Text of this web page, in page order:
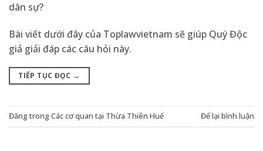
dân sự?
Bài viết dưới đây của Toplawvietnam sẽ giúp Quý Độc
giả giải đáp các câu hỏi này.
TIẾP TỤC ĐỌC →
Đăng trongCác cơ quan tại Thừa Thiên Huế Để lại bình luận